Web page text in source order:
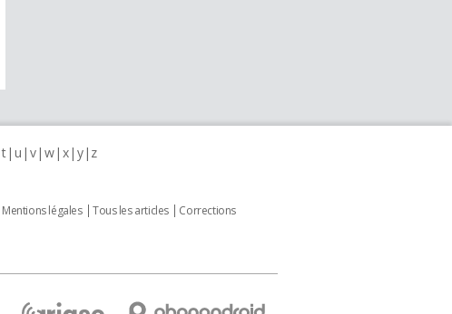
t u v w x y z
Mentions légales Tous les articles
Corrections